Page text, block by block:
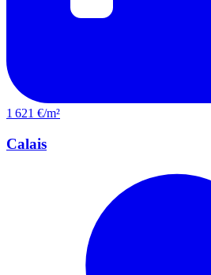
1 621 €/m²
Calais